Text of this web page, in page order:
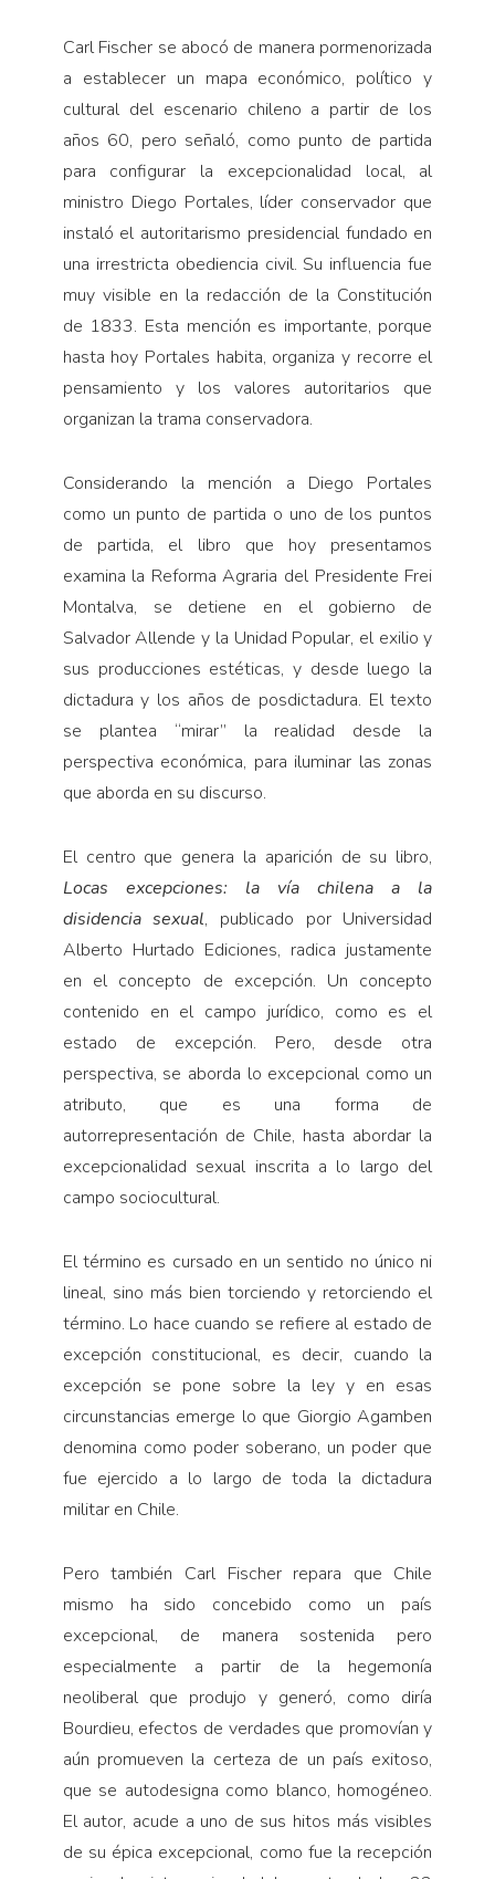
Turismo accidental
Vidas paralelas
Voces y lecturas
Carl Fischer se abocó de manera pormenorizada
a establecer un mapa económico, político y
cultural del escenario chileno a partir de los
años 60, pero señaló, como punto de partida
para configurar la excepcionalidad local, al
ministro Diego Portales, líder conservador que
instaló el autoritarismo presidencial fundado en
una irrestricta obediencia civil. Su influencia fue
muy visible en la redacción de la Constitución
de 1833. Esta mención es importante, porque
hasta hoy Portales habita, organiza y recorre el
pensamiento y los valores autoritarios que
organizan la trama conservadora.
Considerando la mención a Diego Portales
como un punto de partida o uno de los puntos
de partida, el libro que hoy presentamos
examina la Reforma Agraria del Presidente Frei
Montalva, se detiene en el gobierno de
Salvador Allende y la Unidad Popular, el exilio y
sus producciones estéticas, y desde luego la
dictadura y los años de posdictadura. El texto
se plantea “mirar” la realidad desde la
perspectiva económica, para iluminar las zonas
que aborda en su discurso.
El centro que genera la aparición de su libro,
Locas excepciones: la vía chilena a la
disidencia sexual, publicado por Universidad
Alberto Hurtado Ediciones, radica justamente
en el concepto de excepción. Un concepto
contenido en el campo jurídico, como es el
estado de excepción. Pero, desde otra
perspectiva, se aborda lo excepcional como un
atributo, que es una forma de
autorrepresentación de Chile, hasta abordar la
excepcionalidad sexual inscrita a lo largo del
campo sociocultural.
El término es cursado en un sentido no único ni
lineal, sino más bien torciendo y retorciendo el
término. Lo hace cuando se refiere al estado de
excepción constitucional, es decir, cuando la
excepción se pone sobre la ley y en esas
circunstancias emerge lo que Giorgio Agamben
denomina como poder soberano, un poder que
fue ejercido a lo largo de toda la dictadura
militar en Chile.
Pero también Carl Fischer repara que Chile
mismo ha sido concebido como un país
excepcional, de manera sostenida pero
especialmente a partir de la hegemonía
neoliberal que produjo y generó, como diría
Bourdieu, efectos de verdades que promovían y
aún promueven la certeza de un país exitoso,
que se autodesigna como blanco, homogéneo.
El autor, acude a uno de sus hitos más visibles
de su épica excepcional, como fue la recepción